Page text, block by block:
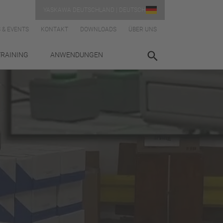
& EVENTS KONTAKT DOWNLOADS ÜBER UNS
ANWENDUNGEN